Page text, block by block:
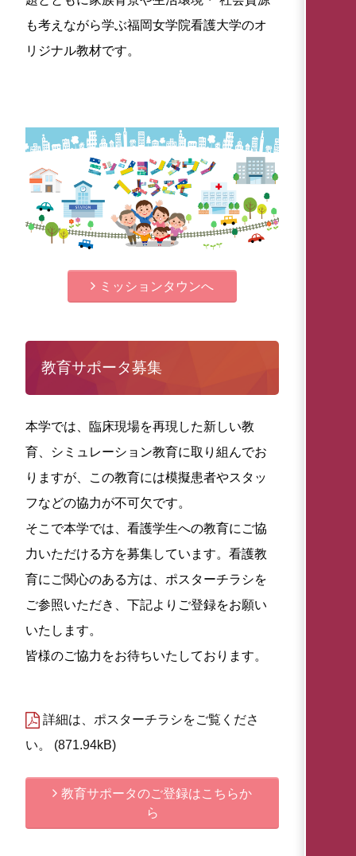
も考えながら学ぶ福岡女学院看護大学のオ
リジナル教材です。
ミッションタウンへ
教育サポータ募集
本学では、臨床現場を再現した新しい教
育、シミュレーション教育に取り組んでお
りますが、この教育には模擬患者やスタッ
フなどの協力が不可欠です。
そこで本学では、看護学生への教育にご協
力いただける方を募集しています。看護教
育にご関心のある方は、ポスターチラシを
ご参照いただき、下記よりご登録をお願い
いたします。
皆様のご協力をお待ちいたしております。
詳細は、ポスターチラシをご覧くださ
い。
871.94kB
教育サポータのご登録はこちらか
ら